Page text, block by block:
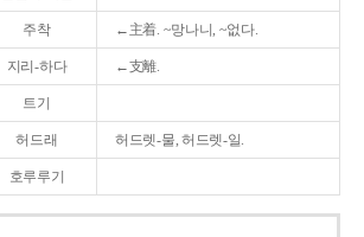
주착 ←主着. ~망나니, ~없다.
지리-하다 ←支離.
트기
허드래 허드렛-물, 허드렛-일.
호루루기